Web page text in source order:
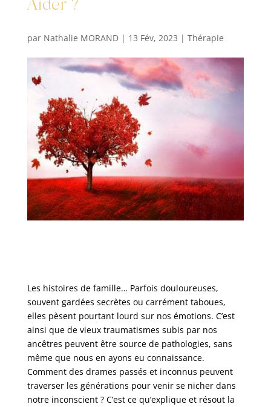
Aider ?
par Nathalie MORAND| 13 Fév, 2023 | Thérapie
Les histoires de famille… Parfois douloureuses,
souvent gardées secrètes ou carrément taboues,
elles pèsent pourtant lourd sur nos émotions. C’est
ainsi que de vieux traumatismes subis par nos
ancêtres peuvent être source de pathologies, sans
même que nous en ayons eu connaissance.
Comment des drames passés et inconnus peuvent
traverser les générations pour venir se nicher dans
notre inconscient ? C’est ce qu’explique et résout la